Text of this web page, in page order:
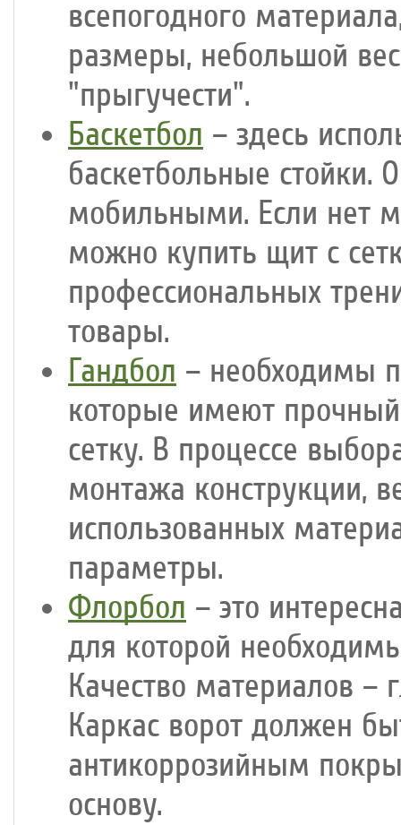
всепогодного
размеры, небольшой
"прыгучести".
Баскетбол – здесь
баскетбольные
мобильными. Если нет
можно купить щит с
профессиональных
товары.
Гандбол – необходимы
которые имеют
сетку. В процессе
монтажа конструкции,
использованных
параметры.
Флорбол – это
для которой
Качество материалов –
Каркас ворот должен
антикоррозийным
основу.